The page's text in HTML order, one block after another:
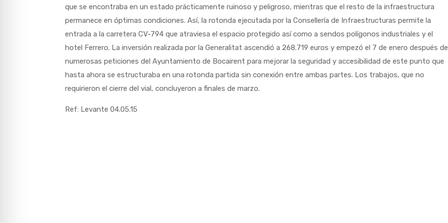
que se encontraba en un estado prácticamente ruinoso y peligroso, mientras que el resto de la infraestructura
permanece en óptimas condiciones. Así, la rotonda ejecutada por la Consellería de Infraestructuras permite la
entrada a la carretera CV-794 que atraviesa el espacio protegido así como a sendos polígonos industriales y el
hotel Ferrero. La inversión realizada por la Generalitat ascendió a 268.719 euros y empezó el 7 de enero después de
numerosas peticiones del Ayuntamiento de Bocairent para mejorar la seguridad y accesibilidad de este punto que
hasta ahora se estructuraba en una rotonda partida sin conexión entre ambas partes. Los trabajos, que no
requirieron el cierre del vial, concluyeron a finales de marzo.
Ref: Levante 04.05.15